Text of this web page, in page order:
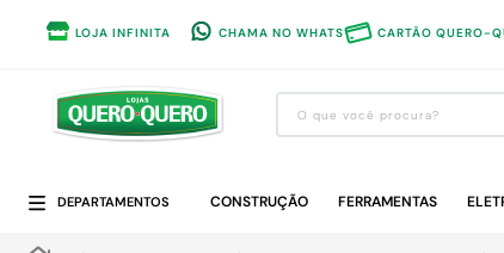
LOJA INFINITA CHAMA NO WHATS CARTÃO QUERO-
O que você procura?
DEPARTAMENTOS CONSTRUÇÃO FERRAMENTAS
1º
guarda roupa